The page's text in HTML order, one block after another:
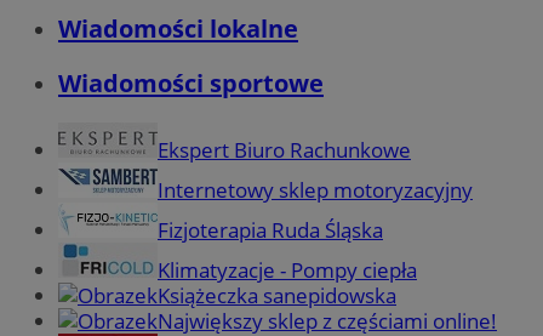
Wiadomości lokalne
Wiadomości sportowe
Ekspert Biuro Rachunkowe
Internetowy sklep motoryzacyjny
Fizjoterapia Ruda Śląska
Klimatyzacje - Pompy ciepła
Książeczka sanepidowska
Największy sklep z częściami online!